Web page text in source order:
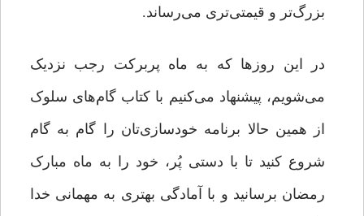
بزرگ‌تر و قیمتی‌تری می‌رساند.
در این روزها که به ماه پربرکت رجب نزدیک
می‌شویم، پیشنهاد می‌کنیم با کتاب گام‌های سلوک
از همین حالا برنامه خودسازی‌تان را گام به گام
شروع کنید تا با دستی پُر، خود را به ماه مبارک
رمضان برسانید و با آمادگی بهتری به مهمانی خدا